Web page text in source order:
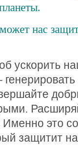
нас
ускорить
это
защитит